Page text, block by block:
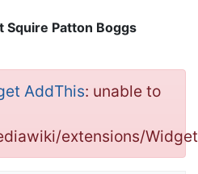
Squire Patton Boggs
AddThis: unable to
extensions/